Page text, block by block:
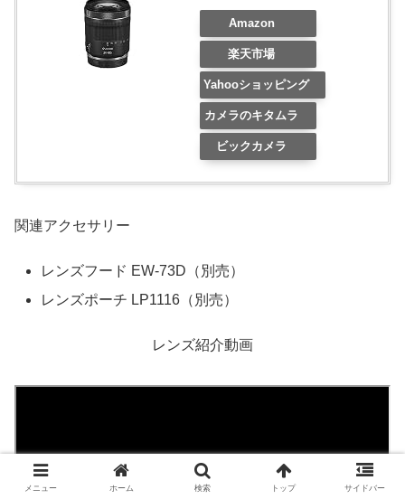
Amazon
楽天市場
Yahooショッピング
カメラのキタムラ
ビックカメラ
関連アクセサリー
レンズフード EW-73D（別売）
レンズポーチ LP1116（別売）
レンズ紹介動画
メニュー ホーム 検索 トップ サイドバー